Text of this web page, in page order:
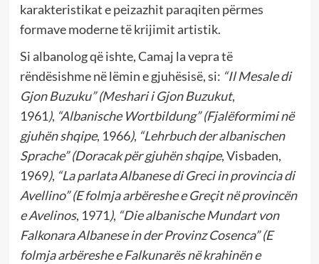
karakteristikat e peizazhit paraqiten përmes
formave moderne të krijimit artistik.
Si albanolog që ishte, Camaj la vepra të
rëndësishme në lëmin e gjuhësisë, si: “Il Mesale di
Gjon Buzuku” (Meshari i Gjon Buzukut,
1961), “Albanische Wortbildung” (Fjalëformimi në
gjuhën shqipe, 1966), “Lehrbuch der albanischen
Sprache” (Doracak për gjuhën shqipe, Visbaden,
1969), “La parlata Albanese di Greci in provincia di
Avellino” (E folmja arbëreshe e Greçit në provincën
e Avelinos, 1971), “Die albanische Mundart von
Falkonara Albanese in der Provinz Cosenca” (E
folmja arbëreshe e Falkunarës në krahinën e